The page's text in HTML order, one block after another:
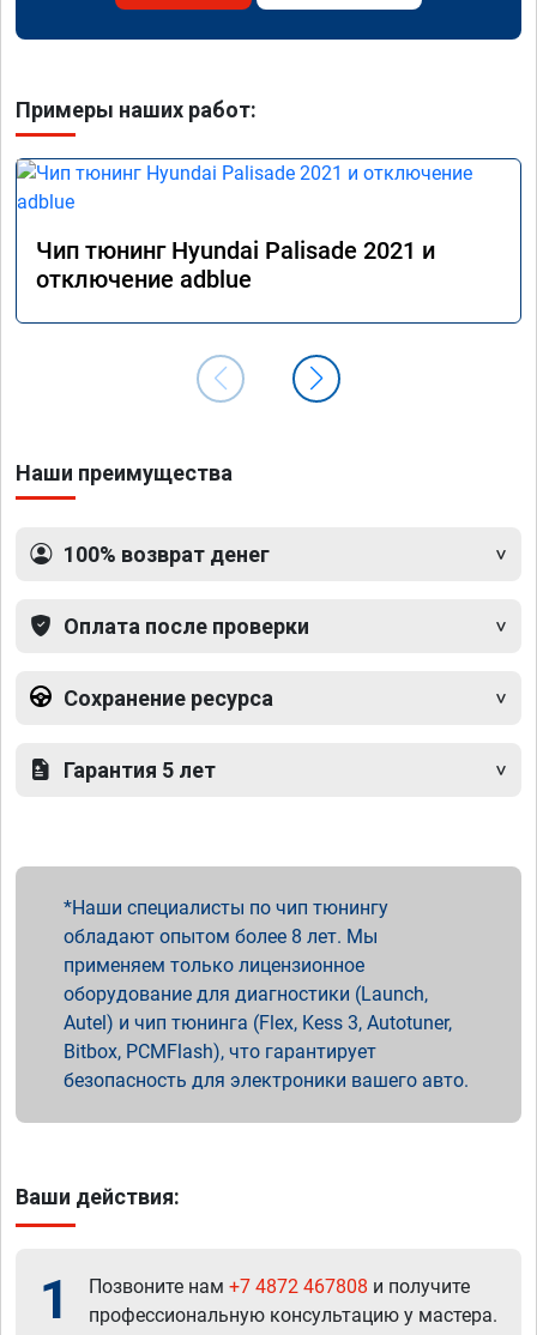
Примеры наших работ:
Чип тюнинг Hyundai Palisade 2021 и
отключение adblue
Наши преимущества
100% возврат денег
Оплата после проверки
Сохранение ресурса
Гарантия 5 лет
Наши специалисты по чип тюнингу
обладают опытом более 8 лет. Мы
применяем только лицензионное
оборудование для диагностики (Launch,
Autel) и чип тюнинга (Flex, Kess 3, Autotuner,
Bitbox, PCMFlash), что гарантирует
безопасность для электроники вашего авто.
Ваши действия:
1 Позвоните нам +7 4872 467808 и получите
профессиональную консультацию у мастера.